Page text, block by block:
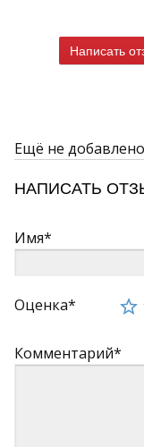
Написать
Ещё не
НАПИСАТЬ
Имя*
Оценка*
Комментарий*